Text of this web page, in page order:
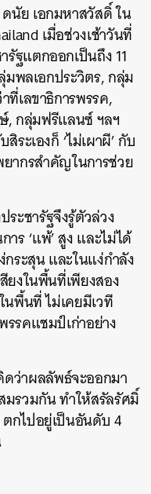
นัย เอกมหาสวัสดิ์ ใน
เมื่อช่วงเช้าวันที่
รัฐแตกออกเป็นถึง11
พลเอกประวิตร, กลุ่ม
เลขาธิการพรรค,
, กลุ่มฟรีแลนซ์ ฯลฯ
ระเองก็‘ไม่เผาผี’กับ
ากรสำคัญในการช่วย
ะชารัฐจึงรู้ตัวล่วง
าร‘แพ้’สูง และไม่ได้
ระสุน และในแง่กำลัง
ยงในพื้นที่เพียงสอง
นพื้นที่ ไม่เคยมีเวที
รคแชมป์เก่าอย่าง
ว่าผลลัพธ์จะออกมา
รวมกัน ทำให้สรัลรัศมิ์
กไปอยู่เป็นอันดับ4